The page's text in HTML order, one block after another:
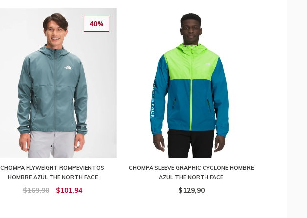
40%
CHOMPA FLYWEIGHT ROMPEVIENTOS
HOMBRE AZUL THE NORTH FACE
$169,90 $101,94
CHOMPA SLEEVE GRAPHIC CYCLONE HOMBRE
AZUL THE NORTH FACE
$129,90